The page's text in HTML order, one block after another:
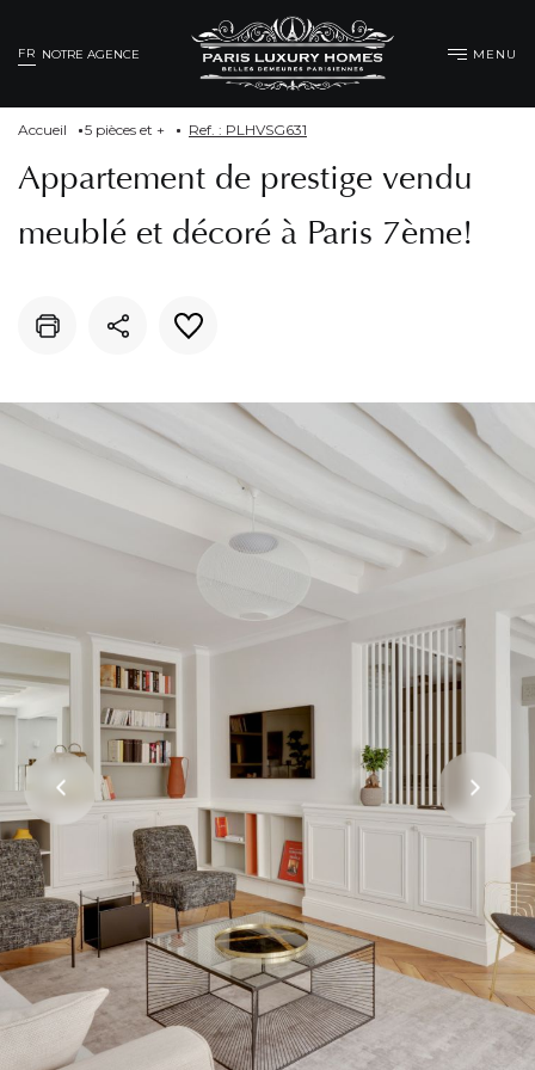
FR NOTRE AGENCE MENU
Accueil 5 pièces et + Ref. : PLHVSG631
Appartement de prestige vendu
meublé et décoré à Paris 7ème!